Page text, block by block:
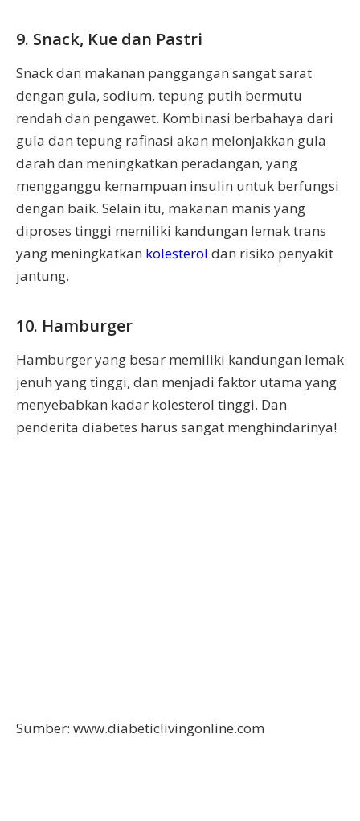
9. Snack, Kue dan Pastri
Snack dan makanan panggangan sangat sarat
dengan gula, sodium, tepung putih bermutu
rendah dan pengawet. Kombinasi berbahaya dari
gula dan tepung rafinasi akan melonjakkan gula
darah dan meningkatkan peradangan, yang
mengganggu kemampuan insulin untuk berfungsi
dengan baik. Selain itu, makanan manis yang
diproses tinggi memiliki kandungan lemak trans
yang meningkatkan kolesterol dan risiko penyakit
jantung.
10. Hamburger
Hamburger yang besar memiliki kandungan lemak
jenuh yang tinggi, dan menjadi faktor utama yang
menyebabkan kadar kolesterol tinggi. Dan
penderita diabetes harus sangat menghindarinya!
Sumber: www.diabeticlivingonline.com